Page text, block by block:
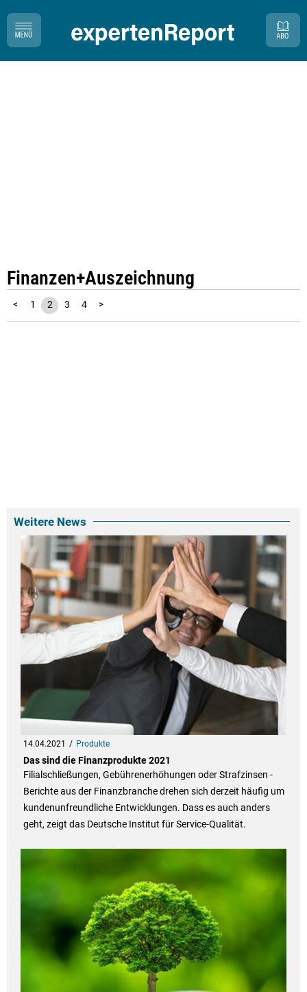
Finanzen Auszeichnung
< 1 2 3 4 >
Weitere News
14.04.2021 Produkte
Das sind die Finanzprodukte 2021
Filialschließungen, Gebührenerhöhungen oder Strafzinsen -
Berichte aus der Finanzbranche drehen sich derzeit häufig um
kundenunfreundliche Entwicklungen. Dass es auch anders
geht, zeigt das Deutsche Institut für Service-Qualität.